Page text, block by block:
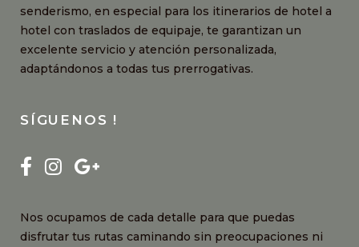
senderismo, en especial para los itinerarios de hotel a
hotel con traslados de equipaje, te garantizan un
excelente servicio y atención personalizada,
adaptándonos a todas tus prerrogativas.
SÍGUENOS !
Nos ocupamos de cada detalle para que puedas
disfrutar tus rutas caminando sin preocupaciones ni